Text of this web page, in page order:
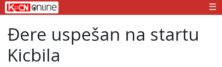
☰
Đere uspešan na startu
Kicbila